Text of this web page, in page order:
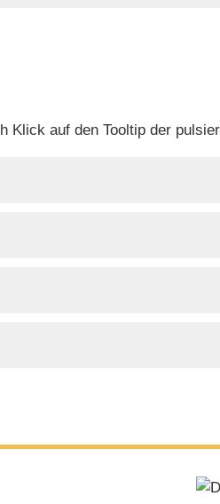
Klick auf den Tooltip der